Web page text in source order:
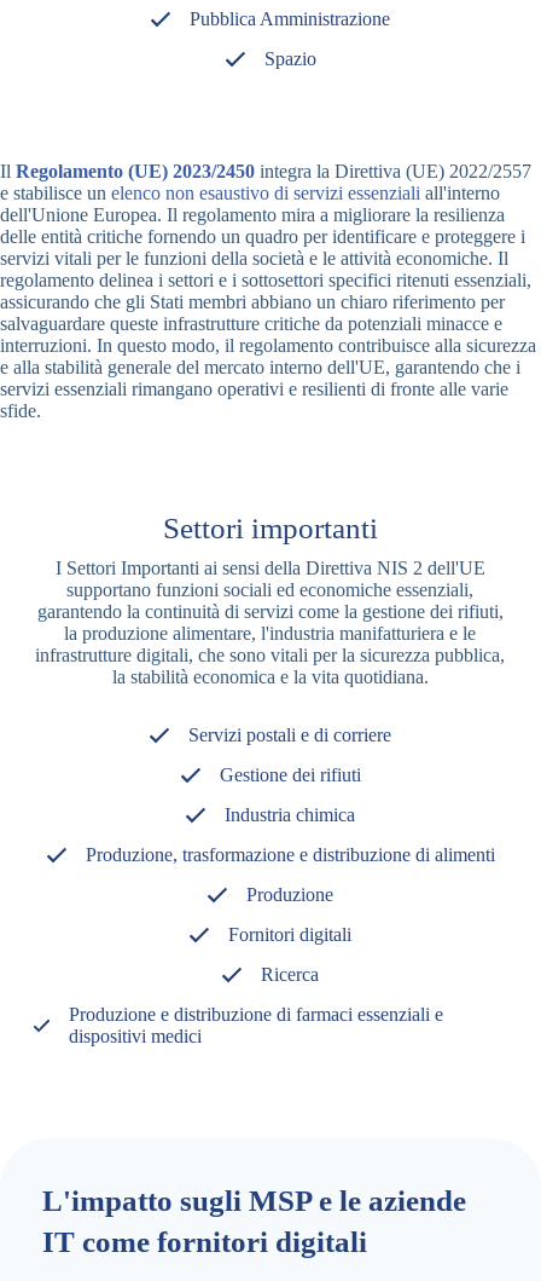
Pubblica Amministrazione
Spazio
Il Regolamento (UE) 2023/2450 integra la Direttiva (UE) 2022/2557
e stabilisce un elenco non esaustivo di servizi essenziali all'interno
dell'Unione Europea. Il regolamento mira a migliorare la resilienza
delle entità critiche fornendo un quadro per identificare e proteggere i
servizi vitali per le funzioni della società e le attività economiche. Il
regolamento delinea i settori e i sottosettori specifici ritenuti essenziali,
assicurando che gli Stati membri abbiano un chiaro riferimento per
salvaguardare queste infrastrutture critiche da potenziali minacce e
interruzioni. In questo modo, il regolamento contribuisce alla sicurezza
e alla stabilità generale del mercato interno dell'UE, garantendo che i
servizi essenziali rimangano operativi e resilienti di fronte alle varie
sfide.
Settori importanti
I Settori Importanti ai sensi della Direttiva NIS 2 dell'UE
supportano funzioni sociali ed economiche essenziali,
garantendo la continuità di servizi come la gestione dei rifiuti,
la produzione alimentare, l'industria manifatturiera e le
infrastrutture digitali, che sono vitali per la sicurezza pubblica,
la stabilità economica e la vita quotidiana.
Servizi postali e di corriere
Gestione dei rifiuti
Industria chimica
Produzione, trasformazione e distribuzione di alimenti
Produzione
Fornitori digitali
Ricerca
Produzione e distribuzione di farmaci essenziali e
dispositivi medici
L'impatto sugli MSP e le aziende
IT come fornitori digitali